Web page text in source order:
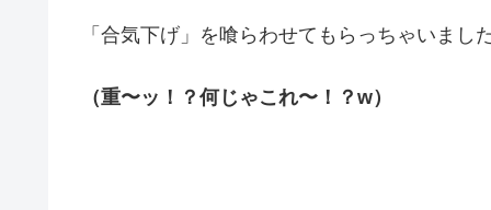
「合気下げ」を喰らわせてもらっちゃいまし
（重〜ッ！？何じゃこれ〜！？w）